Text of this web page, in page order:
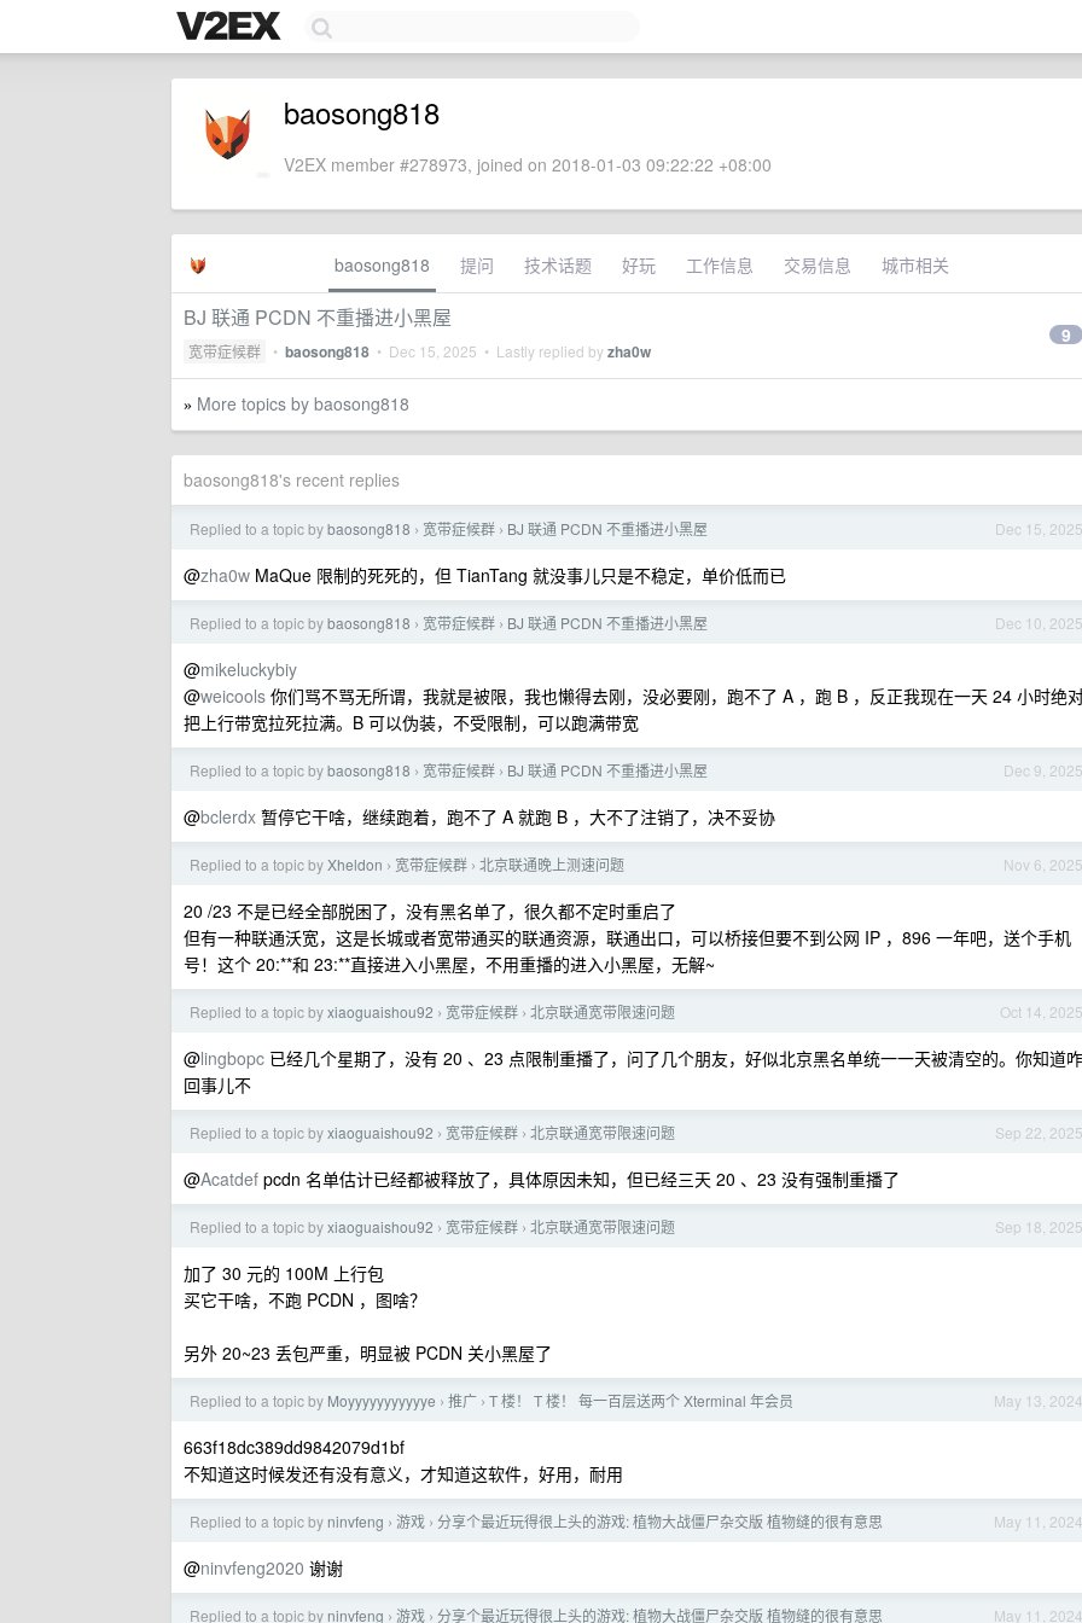
baosong818
V2EX member #278973, joined on 2018-01-03 09:22:22 +08:00
baosong818 提问 技术话题 好玩 工作信息 交易信息 城市相关
BJ 联通 PCDN 不重播进小黑屋
宽带症候群 • baosong818 • Dec 15, 2025 • Lastly replied byzha0w
9
» More topics by baosong818
baosong818's recent replies
Dec 15, 2025
Replied to a topic bybaosong818 › 宽带症候群 › BJ 联通 PCDN 不重播进小黑屋
@zha0w MaQue 限制的死死的，但 TianTang 就没事儿只是不稳定，单价低而已
Dec 10, 2025
Replied to a topic bybaosong818 › 宽带症候群 › BJ 联通 PCDN 不重播进小黑屋
@mikeluckybiy
@weicools 你们骂不骂无所谓，我就是被限，我也懒得去刚，没必要刚，跑不了 A ，跑 B ，反正我现在一天 24 小时绝
把上行带宽拉死拉满。B 可以伪装，不受限制，可以跑满带宽
Dec 9, 2025
Replied to a topic bybaosong818 › 宽带症候群 › BJ 联通 PCDN 不重播进小黑屋
@bclerdx 暂停它干啥，继续跑着，跑不了 A 就跑 B ，大不了注销了，决不妥协
Nov 6, 2025
Replied to a topic byXheldon › 宽带症候群 › 北京联通晚上测速问题
20 /23 不是已经全部脱困了，没有黑名单了，很久都不定时重启了
但有一种联通沃宽，这是长城或者宽带通买的联通资源，联通出口，可以桥接但要不到公网 IP ，896 一年吧，送个手机
号！这个 20:**和 23:**直接进入小黑屋，不用重播的进入小黑屋，无解~
Oct 14, 2025
Replied to a topic byxiaoguaishou92 › 宽带症候群 › 北京联通宽带限速问题
@lingbopc 已经几个星期了，没有 20 、23 点限制重播了，问了几个朋友，好似北京黑名单统一一天被清空的。你知道咋
回事儿不
Sep 22, 2025
Replied to a topic byxiaoguaishou92 › 宽带症候群 › 北京联通宽带限速问题
@Acatdef pcdn 名单估计已经都被释放了，具体原因未知，但已经三天 20 、23 没有强制重播了
Sep 18, 2025
Replied to a topic byxiaoguaishou92 › 宽带症候群 › 北京联通宽带限速问题
加了 30 元的 100M 上行包
买它干啥，不跑 PCDN ，图啥？
另外 20~23 丢包严重，明显被 PCDN 关小黑屋了
May 13, 2024
Replied to a topic by Moyyyyyyyyyyye › 推广 › T 楼！ T 楼！ 每一百层送两个 Xterminal 年会员
663f18dc389dd9842079d1bf
不知道这时候发还有没有意义，才知道这软件，好用，耐用
May 11, 2024
Replied to a topic by ninvfeng › 游戏 › 分享个最近玩得很上头的游戏: 植物大战僵尸杂交版 植物缝的很有意思
@ninvfeng2020 谢谢
May 11, 2024
Replied to a topic by ninvfeng › 游戏 › 分享个最近玩得很上头的游戏: 植物大战僵尸杂交版 植物缝的很有意思